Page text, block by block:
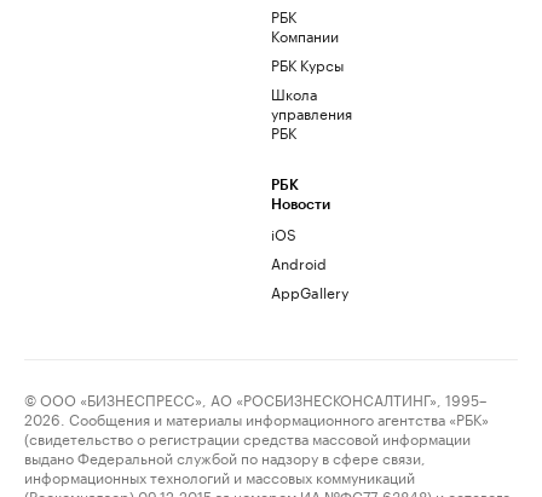
РБК
Компании
РБК Курсы
Школа
управления
РБК
РБК
Новости
iOS
Android
AppGallery
© ООО «БИЗНЕСПРЕСС», АО «РОСБИЗНЕСКОНСАЛТИНГ», 1995–
2026. Сообщения и материалы информационного агентства «РБК»
(свидетельство о регистрации средства массовой информации
выдано Федеральной службой по надзору в сфере связи,
информационных технологий и массовых коммуникаций